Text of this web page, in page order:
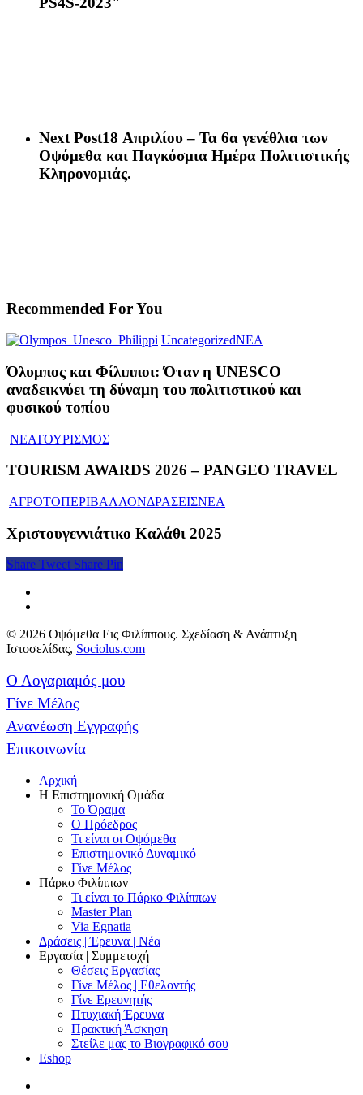
Next Post18 Απριλίου – Τα 6α γενέθλια των
Οψόμεθα και Παγκόσμια Ημέρα Πολιτιστικής
Κληρονομιάς.
Recommended For You
UncategorizedΝΕΑ
Όλυμπος και Φίλιπποι: Όταν η UNESCO
αναδεικνύει τη δύναμη του πολιτιστικού και
φυσικού τοπίου
ΝΕΑΤΟΥΡΙΣΜΟΣ
TOURISM AWARDS 2026 – PANGEO TRAVEL
ΑΓΡΟΤΟΠΕΡΙΒΑΛΛΟΝΔΡΑΣΕΙΣΝΕΑ
Χριστουγεννιάτικο Καλάθι 2025
Share Tweet Share Pin
© 2026 Οψόμεθα Εις Φιλίππους. Σχεδίαση & Ανάπτυξη
Ιστοσελίδας, Sociolus.com
Ο Λογαριαμός μου
Γίνε Μέλος
Ανανέωση Εγγραφής
Επικοινωνία
Αρχική
Η Επιστημονική Ομάδα
Το Όραμα
Ο Πρόεδρος
Τι είναι οι Οψόμεθα
Επιστημονικό Δυναμικό
Γίνε Μέλος
Πάρκο Φιλίππων
Τι είναι το Πάρκο Φιλίππων
Master Plan
Via Egnatia
Δράσεις | Έρευνα | Νέα
Εργασία | Συμμετοχή
Θέσεις Εργασίας
Γίνε Μέλος | Εθελοντής
Γίνε Ερευνητής
Πτυχιακή Έρευνα
Πρακτική Άσκηση
Στείλε μας το Βιογραφικό σου
Eshop